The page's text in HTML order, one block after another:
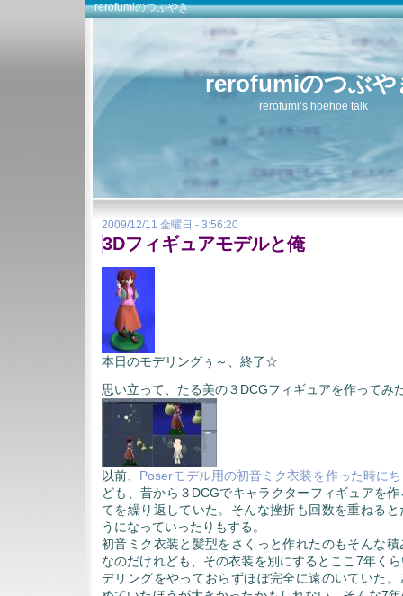
rerofumiのつぶやき
rerofumiのつぶや
rerofumi’s hoehoe talk
2009/12/11 金曜日 - 3:56:20
3Dフィギュアモデルと俺
本日のモデリングぅ～、終了☆
思い立って、たる美の３DCGフィギュアを作ってみ
以前、 Poserモデル用の初音ミク衣装を作った時に
ども、昔から３DCGでキャラクターフィギュアを
てを繰り返していた。そんな挫折も回数を重ねる
うになっていったりもする。
初音ミク衣装と髪型をさくっと作れたのもそんな
なのだけれども、その衣装を別にするとここ7年く
デリングをやっておらずほぼ完全に遠のいていた